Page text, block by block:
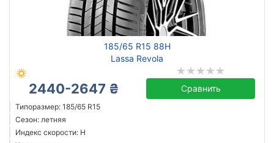
185/65 R15 88H
Lassa Revola
2440-2647 ₴ Сравнить
Типоразмер: 185/65 R15
Сезон: летняя
Индекс скорости: H